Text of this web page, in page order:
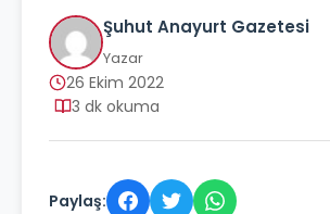
Şuhut Anayurt Gazetesi
Yazar
26 Ekim 2022
3 dk okuma
Paylaş: